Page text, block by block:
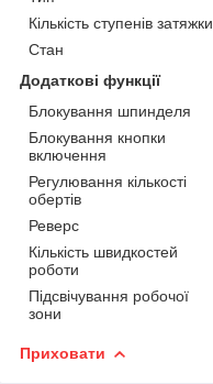
Кількість ступенів затяжки
Стан
Додаткові функції
Блокування шпинделя
Блокування кнопки
включення
Регулювання кількості
обертів
Реверс
Кількість швидкостей
роботи
Підсвічування робочої
зони
Приховати